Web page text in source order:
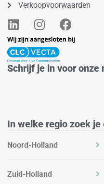
Verkoopvoorwaarden
L
i
n
k
e
I
n
s
t
a
F
a
c
b
Schrijf je in voor onze
In welke regio zoek je
Noord-Holland
Zuid-Holland